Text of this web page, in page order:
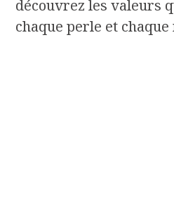
découvrez les valeurs
chaque perle et chaque